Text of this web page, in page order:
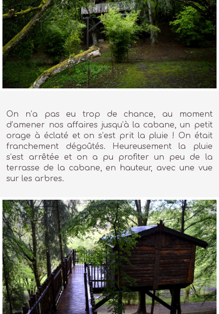
On n’a pas eu trop de chance, au moment
d’amener nos affaires jusqu’à la cabane, un petit
orage à éclaté et on s’est prit la pluie ! On était
franchement dégoûtés. Heureusement la pluie
s’est arrêtée et on a pu profiter un peu de la
terrasse de la cabane, en hauteur, avec une vue
sur les arbres.